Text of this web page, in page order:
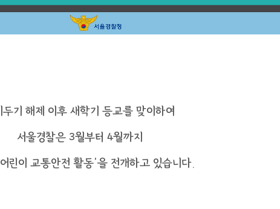
두기 해제 이후 새학기 등교를 맞이하여
서울경찰은 3월부터 4월까지
린이 교통안전 활동’을 전개하고 있습니다.